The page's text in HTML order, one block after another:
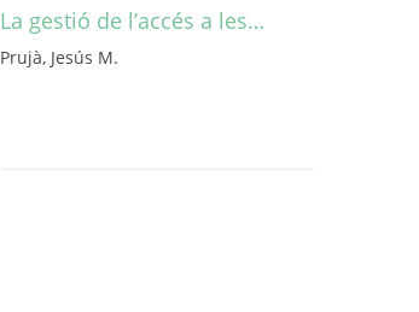
La gestió de l’accés a les…
Prujà, Jesús M.